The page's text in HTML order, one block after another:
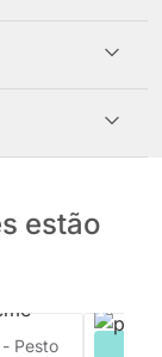
estão
Pesto